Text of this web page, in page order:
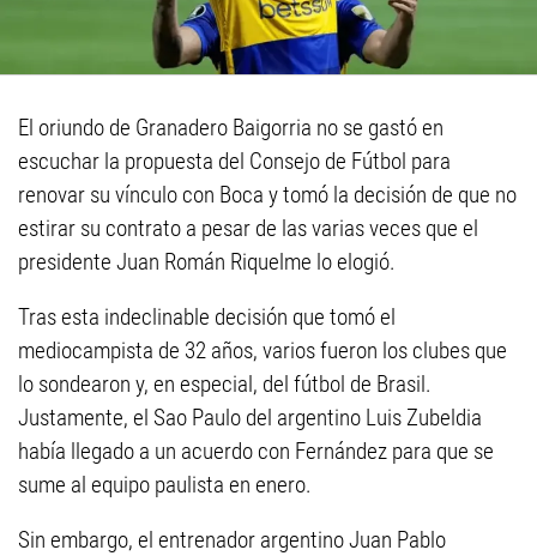
El oriundo de Granadero Baigorria no se gastó en
escuchar la propuesta del Consejo de Fútbol para
renovar su vínculo con Boca y tomó la decisión de que no
estirar su contrato a pesar de las varias veces que el
presidente Juan Román Riquelme lo elogió.
Tras esta indeclinable decisión que tomó el
mediocampista de 32 años, varios fueron los clubes que
lo sondearon y, en especial, del fútbol de Brasil.
Justamente, el Sao Paulo del argentino Luis Zubeldia
había llegado a un acuerdo con Fernández para que se
sume al equipo paulista en enero.
Sin embargo, el entrenador argentino Juan Pablo